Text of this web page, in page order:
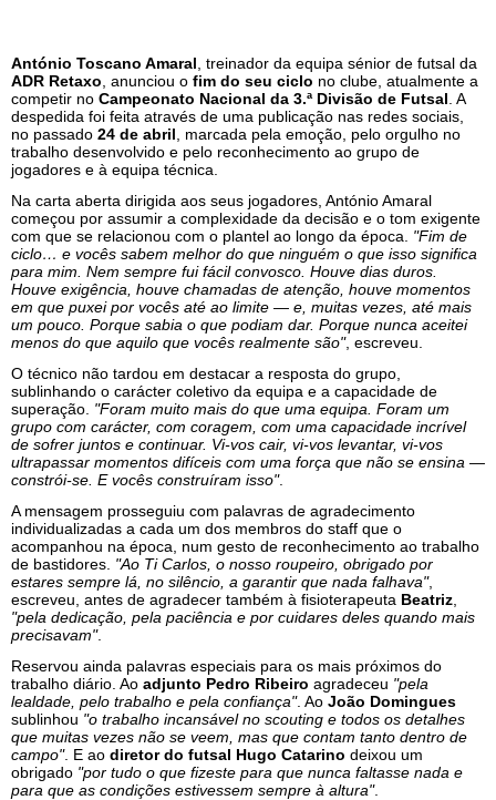
António Toscano Amaral , treinador da equipa sénior de futsal da
ADR Retaxo , anunciou o fim do seu ciclo no clube, atualmente a
competir no Campeonato Nacional da 3.ª Divisão de Futsal . A
despedida foi feita através de uma publicação nas redes sociais,
no passado 24 de abril , marcada pela emoção, pelo orgulho no
trabalho desenvolvido e pelo reconhecimento ao grupo de
jogadores e à equipa técnica.
Na carta aberta dirigida aos seus jogadores, António Amaral
começou por assumir a complexidade da decisão e o tom exigente
com que se relacionou com o plantel ao longo da época. "Fim de
ciclo… e vocês sabem melhor do que ninguém o que isso significa
para mim. Nem sempre fui fácil convosco. Houve dias duros.
Houve exigência, houve chamadas de atenção, houve momentos
em que puxei por vocês até ao limite — e, muitas vezes, até mais
um pouco. Porque sabia o que podiam dar. Porque nunca aceitei
menos do que aquilo que vocês realmente são", escreveu.
O técnico não tardou em destacar a resposta do grupo,
sublinhando o carácter coletivo da equipa e a capacidade de
superação. "Foram muito mais do que uma equipa. Foram um
grupo com carácter, com coragem, com uma capacidade incrível
de sofrer juntos e continuar. Vi-vos cair, vi-vos levantar, vi-vos
ultrapassar momentos difíceis com uma força que não se ensina —
constrói-se. E vocês construíram isso".
A mensagem prosseguiu com palavras de agradecimento
individualizadas a cada um dos membros do staff que o
acompanhou na época, num gesto de reconhecimento ao trabalho
de bastidores. "Ao Ti Carlos, o nosso roupeiro, obrigado por
estares sempre lá, no silêncio, a garantir que nada falhava",
escreveu, antes de agradecer também à fisioterapeuta Beatriz
"pela dedicação, pela paciência e por cuidares deles quando mais
precisavam".
Reservou ainda palavras especiais para os mais próximos do
trabalho diário. Ao adjunto Pedro Ribeiro agradeceu "pela
lealdade, pelo trabalho e pela confiança". Ao João Domingues
sublinhou "o trabalho incansável no scouting e todos os detalhes
que muitas vezes não se veem, mas que contam tanto dentro de
campo". E ao diretor do futsal Hugo Catarino deixou um
obrigado "por tudo o que fizeste para que nunca faltasse nada e
para que as condições estivessem sempre à altura".